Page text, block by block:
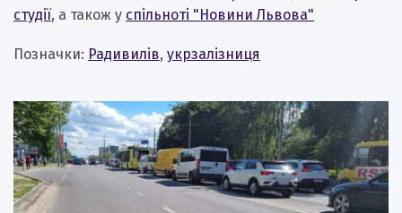
студії, а також у спільноті "Новини Львова"
Позначки: Радивилів, укрзалізниця